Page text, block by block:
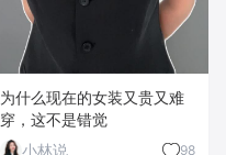
为什么现在的女装又贵又难
穿，这不是错觉
小林说
98